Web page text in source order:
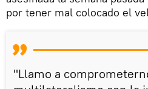
por tener mal colocado el
"Llamo a